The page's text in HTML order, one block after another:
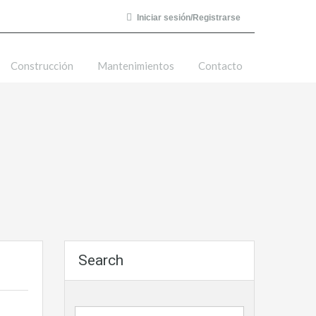
Iniciar sesión/Registrarse
Construcción Mantenimientos Contacto
Search